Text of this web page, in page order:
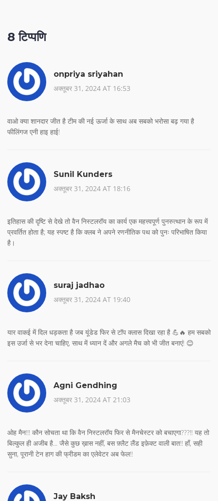
8 टिप्पणि
onpriya sriyahan
अक्तूबर 31, 2024 AT 16:53
वाओ क्या शानदार जीत है टीम की नई ऊर्जा के साथ अब सबको भरोसा बढ़ गया है
फीलिंगज एनी हाइ हाई!
Sunil Kunders
अक्तूबर 31, 2024 AT 18:16
इतिहास की दृष्टि से देखे तो वैन निस्टलरॉय का कार्य एक महत्त्वपूर्ण पुनरुत्थान के रूप में
प्रवर्तित होता है; यह स्पष्ट है कि क्लब ने अपने रणनीतिक पथ को पुनः परिभाषित किया
है।
suraj jadhao
अक्तूबर 31, 2024 AT 19:40
यार वाकई में दिल धड़कता है जब यूंडेड फिर से टॉप क्लास दिखा रहा है 💪🔥 हम सबको
इस उर्जा से भर देना चाहिए, साथ में ध्यान दें और अगले मैच को भी जीत बनाएं! 😊
Agni Gendhing
अक्तूबर 31, 2024 AT 21:03
ओह मैन!!! कौन सोचता था कि वैन निस्टलरॉय फिर से मैनचेस्टर को बचाएगा???!! यह तो
बिल्कुल ही अजीब है... जैसे कुछ ख़ास नहीं, बस फ़्लैट लैंड इफ़ेक्ट वाली बात!! हाँ, सही
सुना, पूरानी टेन हाग की फ्रीडम का एलेवेटर अब फेल!!
Jay Baksh